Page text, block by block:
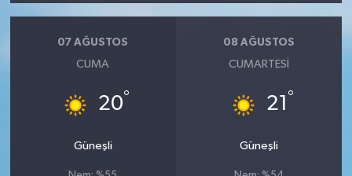
07 AĞUSTOS
CUMA
20°
Güneşli
08 AĞUSTOS
CUMARTESI
21 °
Güneşli
Sonsöz Özel
Vasıta
Yaşam